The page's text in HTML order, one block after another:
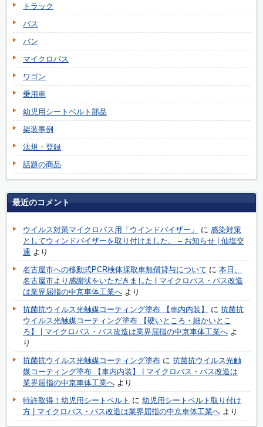
トラック
バス
バン
マイクロバス
ワゴン
乗用車
幼児用シートベルト部品
架装事例
法規・登録
話題の商品
最近のコメント
ウイルス対策マイクロバス用「ウインドバイザー」 に 感染対策
としてウィンドバイザーを取り付けました。 – お知らせ | 仙塩交
通 より
名古屋市への移動式PCR検体採取車無償貸与について に 本日、
名古屋市より感謝状をいただきました | マイクロバス・バス改造
は業界屈指の中京車体工業へ より
抗菌抗ウイルス光触媒コーティング塗布 【車内内装】
に 抗菌抗
ウイルス光触媒コーティング塗布 【硬いところ・細かいとこ
ろ】 | マイクロバス・バス改造は業界屈指の中京車体工業へ よ
り
抗菌抗ウイルス光触媒コーティング塗布 に 抗菌抗ウイルス光触
媒コーティング塗布 【車内内装】 | マイクロバス・バス改造は
業界屈指の中京車体工業へ より
特許取得！幼児用シートベルト に 幼児用シートベルト取り付け
方 | マイクロバス・バス改造は業界屈指の中京車体工業へ より